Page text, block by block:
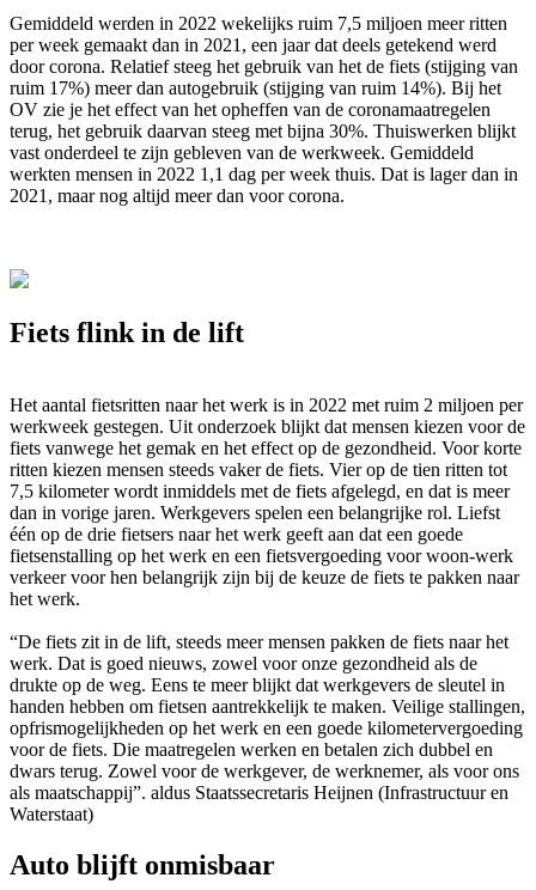
Gemiddeld werden in 2022 wekelijks ruim 7,5 miljoen meer ritten
per week gemaakt dan in 2021, een jaar dat deels getekend werd
door corona. Relatief steeg het gebruik van het de fiets (stijging van
ruim 17%) meer dan autogebruik (stijging van ruim 14%). Bij het
OV zie je het effect van het opheffen van de coronamaatregelen
terug, het gebruik daarvan steeg met bijna 30%. Thuiswerken blijkt
vast onderdeel te zijn gebleven van de werkweek. Gemiddeld
werkten mensen in 2022 1,1 dag per week thuis. Dat is lager dan in
2021, maar nog altijd meer dan voor corona.
Fiets flink in de lift
Het aantal fietsritten naar het werk is in 2022 met ruim 2 miljoen per
werkweek gestegen. Uit onderzoek blijkt dat mensen kiezen voor de
fiets vanwege het gemak en het effect op de gezondheid. Voor korte
ritten kiezen mensen steeds vaker de fiets. Vier op de tien ritten tot
7,5 kilometer wordt inmiddels met de fiets afgelegd, en dat is meer
dan in vorige jaren. Werkgevers spelen een belangrijke rol. Liefst
één op de drie fietsers naar het werk geeft aan dat een goede
fietsenstalling op het werk en een fietsvergoeding voor woon-werk
verkeer voor hen belangrijk zijn bij de keuze de fiets te pakken naar
het werk.
“De fiets zit in de lift, steeds meer mensen pakken de fiets naar het
werk. Dat is goed nieuws, zowel voor onze gezondheid als de
drukte op de weg. Eens te meer blijkt dat werkgevers de sleutel in
handen hebben om fietsen aantrekkelijk te maken. Veilige stallingen,
opfrismogelijkheden op het werk en een goede kilometervergoeding
voor de fiets. Die maatregelen werken en betalen zich dubbel en
dwars terug. Zowel voor de werkgever, de werknemer, als voor ons
als maatschappij”. aldus Staatssecretaris Heijnen (Infrastructuur en
Waterstaat)
Auto blijft onmisbaar